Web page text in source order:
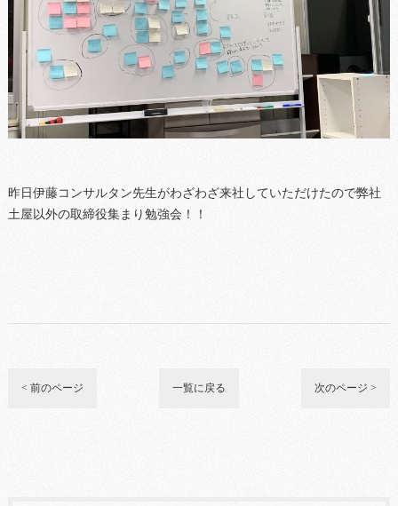
昨日伊藤コンサルタン先生がわざわざ来社していただけたので弊社
土屋以外の取締役集まり勉強会！！
< 前のページ 一覧に戻る 次のページ >